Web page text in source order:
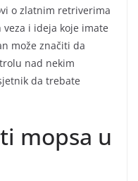
o zlatnim retriverima
i ideja koje imate
može značiti da
nad nekim
da trebate
mopsa u